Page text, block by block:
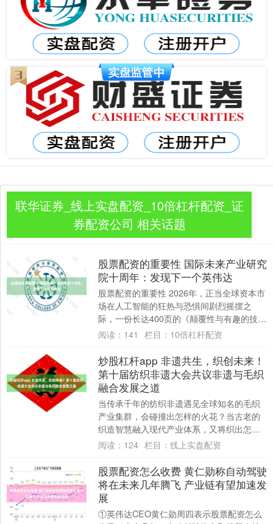
联华证券_线上实盘配资_10倍杠杆配资_证
券配资公司 相关话题
股票配资的重要性 国际未来产业研究
院十周年：发现下一个英伟达
股票配资的重要性 2026年，正当全球资本市
场在人工智能的狂热与恐惧间剧烈摇摆之
际，一份长达400页的《颠覆性与有趣的技
术：人工智能》报告从纽约曼哈顿悄然发
阅读： 141 栏目： 10倍杠杆配资
炒股杠杆app 非遗共生，织创未来！
第十届纺织非遗大会共议非遗与毛织
融合发展之道
当传承千年的纺织非遗遇见全球知名的毛织
产业集群，会碰撞出怎样的火花？当古老的
织造智慧融入现代产业体系，又将织出怎样
的纺织未来？ 6月25日，由中国纺织工业联
阅读： 124 栏目： 线上实盘配资
股票配资怎么收费 黄仁勋称自动驾驶
将在未来几年腾飞 产业链有望加速发
展
①英伟达CEO黄仁勋周四表示股票配资怎么